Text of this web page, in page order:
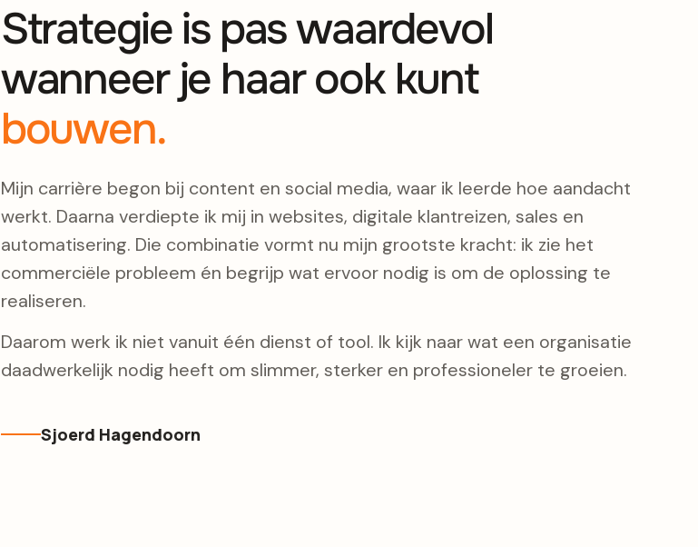
Strategie is pas waardevol
wanneer je haar ook kunt
bouwen.
Mijn carrière begon bij content en social media, waar ik leerde hoe aandacht
werkt. Daarna verdiepte ik mij in websites, digitale klantreizen, sales en
automatisering. Die combinatie vormt nu mijn grootste kracht: ik zie het
commerciële probleem én begrijp wat ervoor nodig is om de oplossing te
realiseren.
Daarom werk ik niet vanuit één dienst of tool. Ik kijk naar wat een organisatie
daadwerkelijk nodig heeft om slimmer, sterker en professioneler te groeien.
Sjoerd Hagendoorn